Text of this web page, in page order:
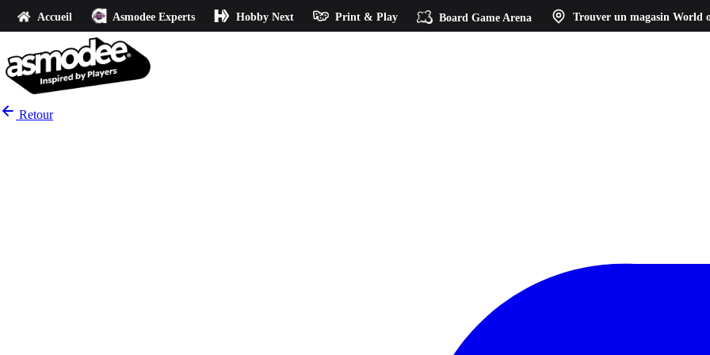
Accueil Asmodee Experts Hobby Next Print & Play Board Game Arena Trouver un magasin World
Retour